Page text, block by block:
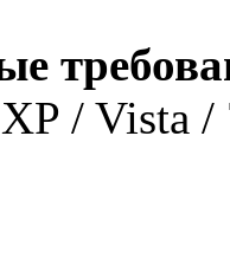
/ Vista